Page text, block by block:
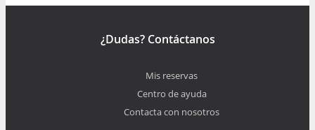
¿Dudas? Contáctanos
Mis reservas
Centro de ayuda
Contacta con nosotros